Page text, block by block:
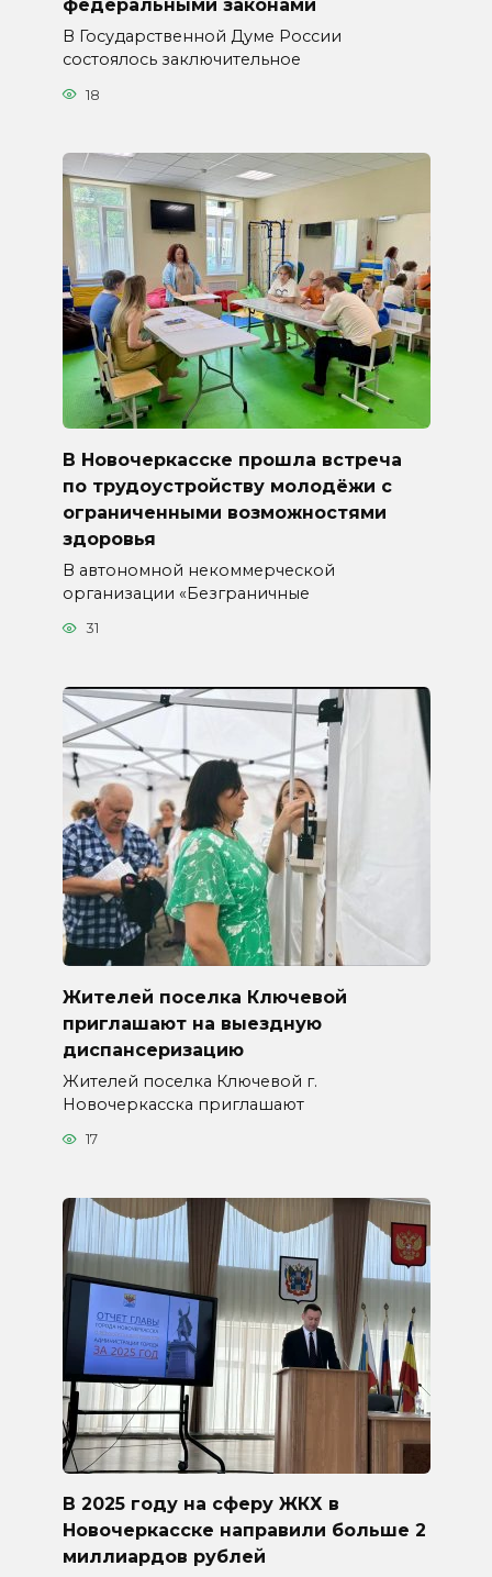
федеральными законами
В Государственной Думе России
состоялось заключительное
18
В Новочеркасске прошла встреча
по трудоустройству молодёжи с
ограниченными возможностями
здоровья
В автономной некоммерческой
организации «Безграничные
31
Жителей поселка Ключевой
приглашают на выездную
диспансеризацию
Жителей поселка Ключевой г.
Новочеркасска приглашают
17
В 2025 году на сферу ЖКХ в
Новочеркасске направили больше 2
миллиардов рублей